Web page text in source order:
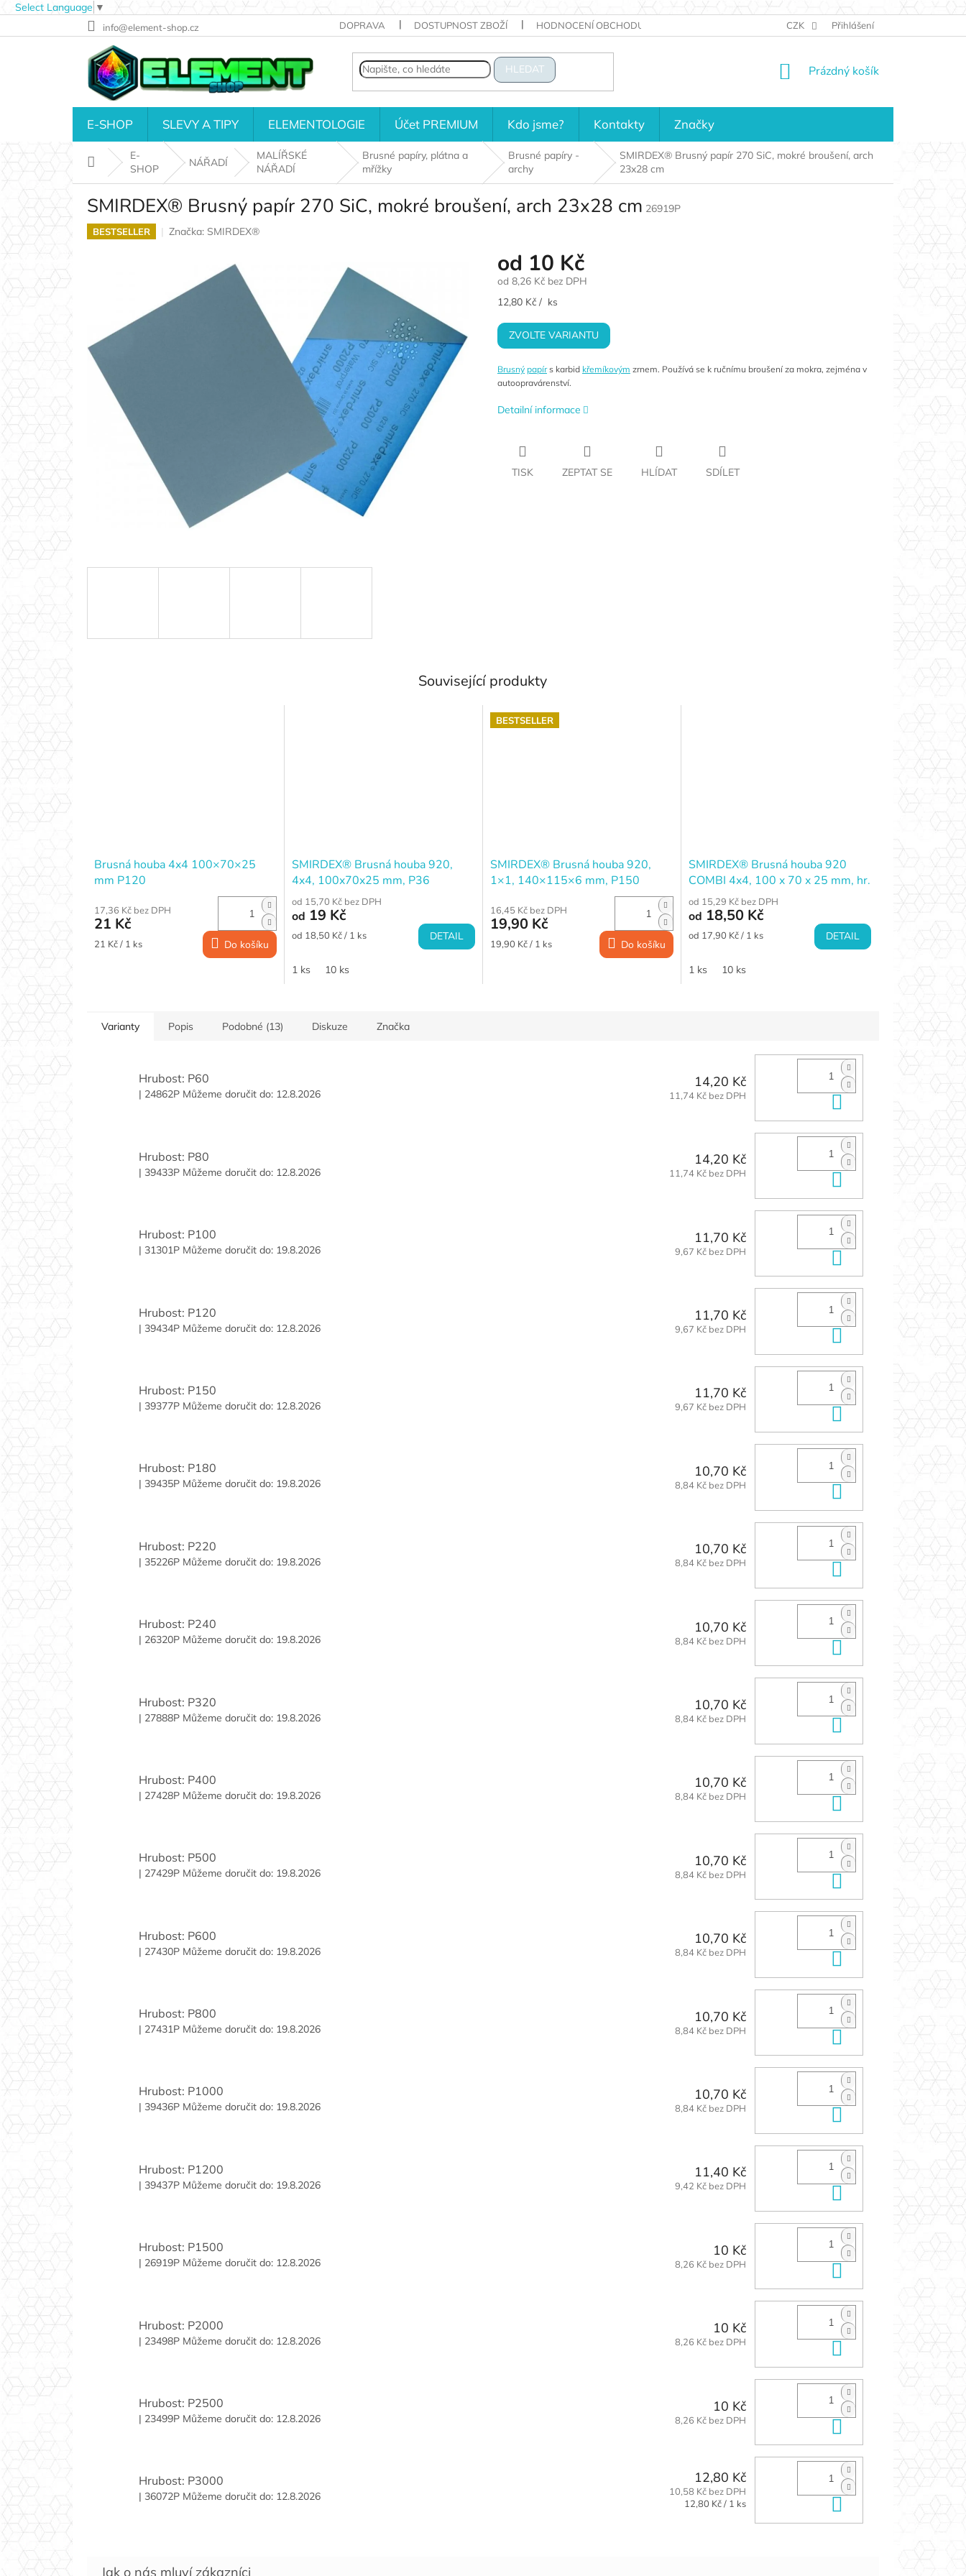
Select Language ▼
na
info@element-shop.cz DOPRAVA DOSTUPNOST ZBOŽÍ HODNOCENÍ OBCHODU KONTAKTY KDO JSME?
CZK Přihlášení
HLEDAT
NÁKUPNÍ
Prázdný košík
E-SHOP SLEVY A TIPY ELEMENTOLOGIE Účet PREMIUM Kdo jsme? Kontakty Značky
Domů
E-
SHOP
NÁŘADÍ
MALÍŘSKÉ
NÁŘADÍ
Brusné papíry, plátna a
mřížky
Brusné papíry -
archy
SMIRDEX® Brusný papír 270 SiC, mokré broušení, arch
23x28 cm
SMIRDEX® Brusný papír 270 SiC, mokré broušení, arch 23x28 cm 26919P
BESTSELLER Značka: SMIRDEX®
od 10 Kč
od 8,26 Kčbez DPH
Měrná
12,80 Kč / ks
ZVOLTE VARIANTU
Brusný papírs karbid křemíkovým zrnem. Používá se k ručnímu broušení za mokra, zejména v
autoopravárenství.
Detailní informace
TISK ZEPTAT SE HLÍDAT SDÍLET
Související produkty
Brusná houba 4x4 100×70×25
mm P120
17,36 Kč bez DPH
21 Kč
Měrná
21 Kč / 1 ks Do košíku
SMIRDEX® Brusná houba 920,
4x4, 100x70x25 mm, P36
(COARSE)
od 15,70 Kč bez DPH
od 19 Kč
Měrná
od 18,50 Kč / 1 ks DETAIL
1 ks 10 ks
BESTSELLER
SMIRDEX® Brusná houba 920,
1×1, 140×115×6 mm, P150
16,45 Kč bez DPH
19,90 Kč
Měrná
19,90 Kč / 1 ks Do košíku
SMIRDEX® Brusná houba 920
COMBI 4x4, 100 x 70 x 25 mm, hr.
36 (COARSE)
od 15,29 Kč bez DPH
od 18,50 Kč
Měrná
od 17,90 Kč / 1 ks DETAIL
1 ks 10 ks
Varianty Popis Podobné (13) Diskuze Značka
Hrubost: P60
| 24862P Můžeme doručit do: 12.8.2026
14,20 Kč
11,74 Kč bez DPH
Hrubost: P80
| 39433P Můžeme doručit do: 12.8.2026
14,20 Kč
11,74 Kč bez DPH
Hrubost: P100
| 31301P Můžeme doručit do: 19.8.2026
11,70 Kč
9,67 Kč bez DPH
Hrubost: P120
| 39434P Můžeme doručit do: 12.8.2026
11,70 Kč
9,67 Kč bez DPH
Hrubost: P150
| 39377P Můžeme doručit do: 12.8.2026
11,70 Kč
9,67 Kč bez DPH Do košíku
Hrubost: P180
| 39435P Můžeme doručit do: 19.8.2026
10,70 Kč
8,84 Kč bez DPH
Hrubost: P220
| 35226P Můžeme doručit do: 19.8.2026
10,70 Kč
8,84 Kč bez DPH
Hrubost: P240
| 26320P Můžeme doručit do: 19.8.2026
10,70 Kč
8,84 Kč bez DPH
Hrubost: P320
| 27888P Můžeme doručit do: 19.8.2026
10,70 Kč
8,84 Kč bez DPH
Hrubost: P400
| 27428P Můžeme doručit do: 19.8.2026
10,70 Kč
8,84 Kč bez DPH Do košíku
Hrubost: P500
| 27429P Můžeme doručit do: 19.8.2026
10,70 Kč
8,84 Kč bez DPH
Hrubost: P600
| 27430P Můžeme doručit do: 19.8.2026
10,70 Kč
8,84 Kč bez DPH Do košíku
Hrubost: P800
| 27431P Můžeme doručit do: 19.8.2026
10,70 Kč
8,84 Kč bez DPH Do košíku
Hrubost: P1000
| 39436P Můžeme doručit do: 19.8.2026
10,70 Kč
8,84 Kč bez DPH
Hrubost: P1200
| 39437P Můžeme doručit do: 19.8.2026
11,40 Kč
9,42 Kč bez DPH Do košíku
Hrubost: P1500
| 26919P Můžeme doručit do: 12.8.2026
10 Kč
8,26 Kč bez DPH
Hrubost: P2000
| 23498P Můžeme doručit do: 12.8.2026
10 Kč
8,26 Kč bez DPH
Hrubost: P2500
| 23499P Můžeme doručit do: 12.8.2026
10 Kč
8,26 Kč bez DPH
Hrubost: P3000
| 36072P Můžeme doručit do: 12.8.2026
12,80 Kč
10,58 Kč bez DPH
Měrná
12,80 Kč / 1 ks